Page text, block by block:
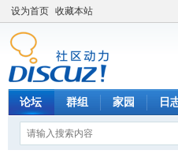
设为首页 收藏本站
论坛 群组 家园 日